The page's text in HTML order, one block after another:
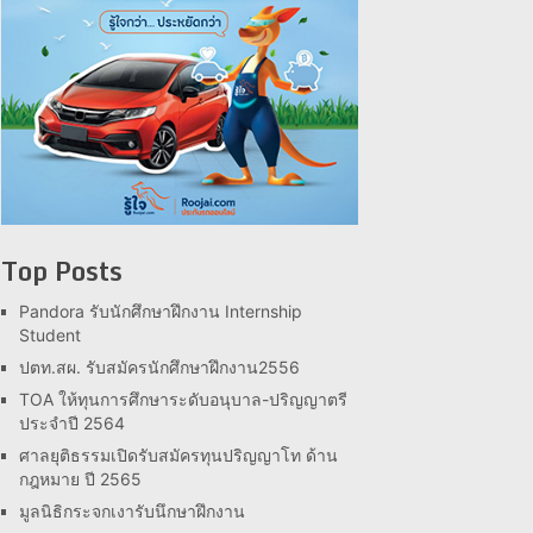
Top Posts
Pandora รับนักศึกษาฝึกงาน Internship
Student
ปตท.สผ. รับสมัครนักศึกษาฝึกงาน2556
TOA ให้ทุนการศึกษาระดับอนุบาล-ปริญญาตรี
ประจำปี 2564
ศาลยุติธรรมเปิดรับสมัครทุนปริญญาโท ด้าน
กฎหมาย ปี 2565
มูลนิธิกระจกเงารับนึกษาฝึกงาน